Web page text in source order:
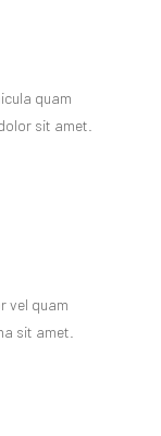
quam
sit amet.
vel quam
sit amet.